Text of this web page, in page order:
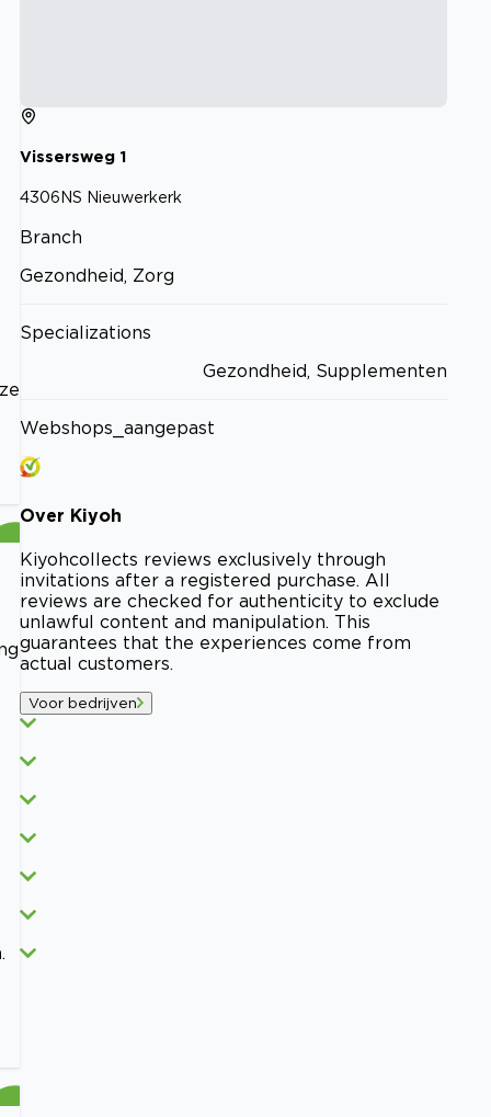
Vissersweg 1
4306NS Nieuwerkerk
Branch
Gezondheid, Zorg
Specializations
Gezondheid, Supplementen
Webshops_aangepast
Over Kiyoh
Kiyohcollects reviews exclusively through
invitations after a registered purchase. All
reviews are checked for authenticity to exclude
unlawful content and manipulation. This
guarantees that the experiences come from
actual customers.
Voor bedrijven